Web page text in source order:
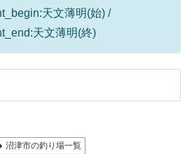
天文薄明(始) /
天文薄明(終)
沼津市の釣り場一覧